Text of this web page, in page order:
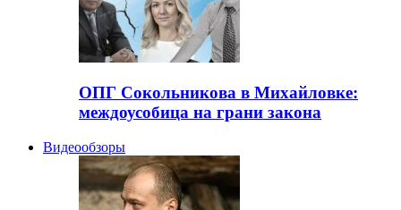
ОПГ Сокольникова в Михайловке:
междоусобица на грани закона
Видеообзоры